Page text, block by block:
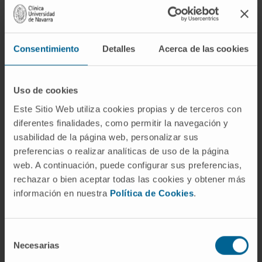
Consentimiento Detalles Acerca de las cookies
Uso de cookies
Este Sitio Web utiliza cookies propias y de terceros con
diferentes finalidades, como permitir la navegación y
usabilidad de la página web, personalizar sus
preferencias o realizar analíticas de uso de la página
web. A continuación, puede configurar sus preferencias,
rechazar o bien aceptar todas las cookies y obtener más
información en nuestra Política de Cookies.
Necesarias
microesferocito?
No exactamente. Todo microesferocito es un
esferocito, pero no al revés. El prefijo micro
indica que el diámetro está por debajo del
especialmente frecuentes en la esferocitosis
hereditaria, mientras que en la anemia
hemolítica autoinmune los esferocitos pueden
conservar un tamaño dentro de los límites
normales.
¿La presencia de esferocitos en la
sangre indica siempre
Un porcentaje muy pequeño de esferocitos
puede aparecer en muestras de individuos